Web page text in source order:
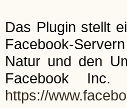
Das Plugin stellt
Facebook-
Natur und den
Facebook Inc.
https://